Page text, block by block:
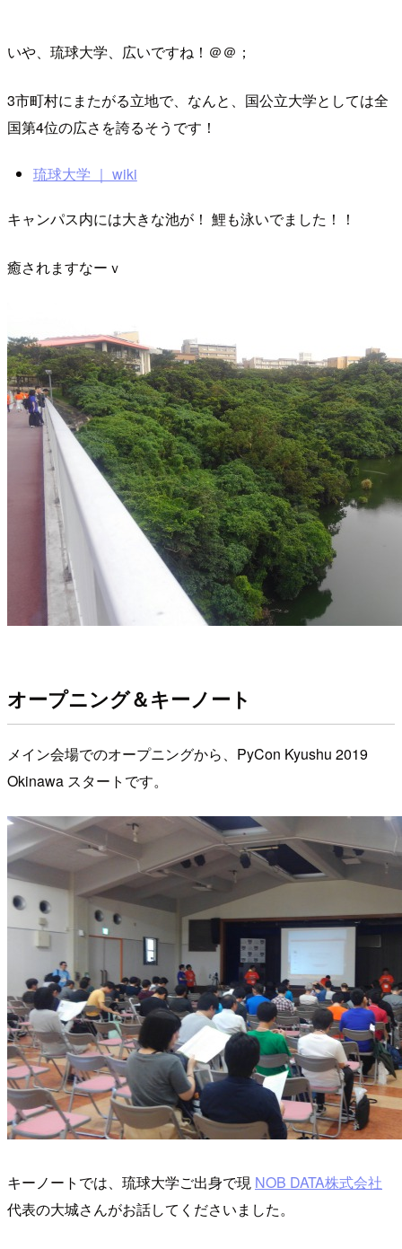
いや、琉球大学、広いですね！＠＠；
3市町村にまたがる立地で、なんと、国公立大学としては全
国第4位の広さを誇るそうです！
琉球大学 ｜ wiki
キャンパス内には大きな池が！ 鯉も泳いでました！！
癒されますなーｖ
オープニング＆キーノート
メイン会場でのオープニングから、PyCon Kyushu 2019
Okinawa スタートです。
キーノートでは、琉球大学ご出身で現 NOB DATA株式会社
代表の大城さんがお話してくださいました。